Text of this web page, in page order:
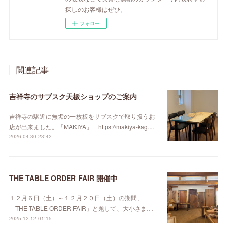
探しのお客様はぜひ。
フォロー
関連記事
吉祥寺のサブスク天板ショップのご案内
吉祥寺の駅近に無垢の一枚板をサブスクで取り扱うお
店が出来ました。「MAKIYA」 https://makiya-kag…
2026.04.30 23:42
THE TABLE ORDER FAIR 開催中
１２月６日（土）～１２月２０日（土）の期間、
「THE TABLE ORDER FAIR」と題して、大小さま…
2025.12.12 01:15